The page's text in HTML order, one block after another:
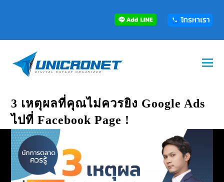
3 เหตุผลที่คุณไม่ควรยิง Google Ads
ไปที่ Facebook Page !